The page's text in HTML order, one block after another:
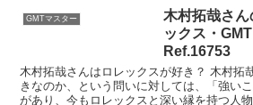
GMTマスター
木村拓哉さ
ックス・
Ref.16753
木村拓哉さんはロレックスが好き？ 木村拓
きなのか、という問いに対しては、「強い
があり、今もロレックスと深い縁を持つ人